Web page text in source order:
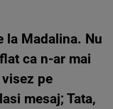
la Madalina. Nu
ca n-ar mai
pe
mesaj; Tata,